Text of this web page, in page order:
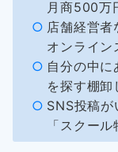
月商500万
店舗経営者
オンライン
自分の中に
を探す棚卸
SNS投稿が
「スクー